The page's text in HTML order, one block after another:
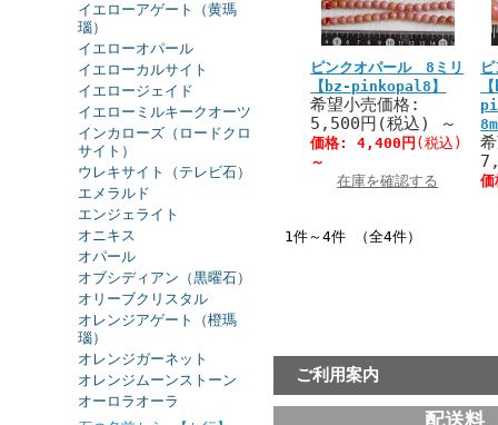
イエローアゲート（黄瑪
瑙）
イエローオパール
イエローカルサイト
イエロージェイド
イエローミルキークオーツ
インカローズ（ロードクロ
サイト）
ウレキサイト（テレビ石）
エメラルド
エンジェライト
オニキス
オパール
オブシディアン（黒曜石）
オリーブクリスタル
オレンジアゲート（橙瑪
瑙）
オレンジガーネット
オレンジムーンストーン
オーロラオーラ
ピンクオパール 8ミリ
【bz-pinkopal8】
希望小売価格:
5,500円(税込)
～
価格:4,400円 (税込)
～
在庫を確認する
1件～4件 （全4件）
ご利用案内
配送料